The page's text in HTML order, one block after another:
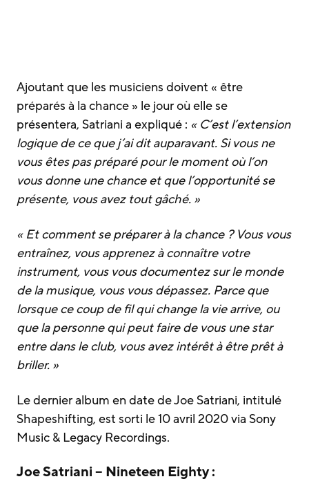
Ajoutant que les musiciens doivent « être
préparés à la chance » le jour où elle se
présentera, Satriani a expliqué : « C’est l’extension
logique de ce que j’ai dit auparavant. Si vous ne
vous êtes pas préparé pour le moment où l’on
vous donne une chance et que l’opportunité se
présente, vous avez tout gâché. »
« Et comment se préparer à la chance ? Vous vous
entraînez, vous apprenez à connaître votre
instrument, vous vous documentez sur le monde
de la musique, vous vous dépassez. Parce que
lorsque ce coup de fil qui change la vie arrive, ou
que la personne qui peut faire de vous une star
entre dans le club, vous avez intérêt à être prêt à
briller. »
Le dernier album en date de Joe Satriani, intitulé
Shapeshifting, est sorti le 10 avril 2020 via Sony
Music & Legacy Recordings.
Joe Satriani – Nineteen Eighty :